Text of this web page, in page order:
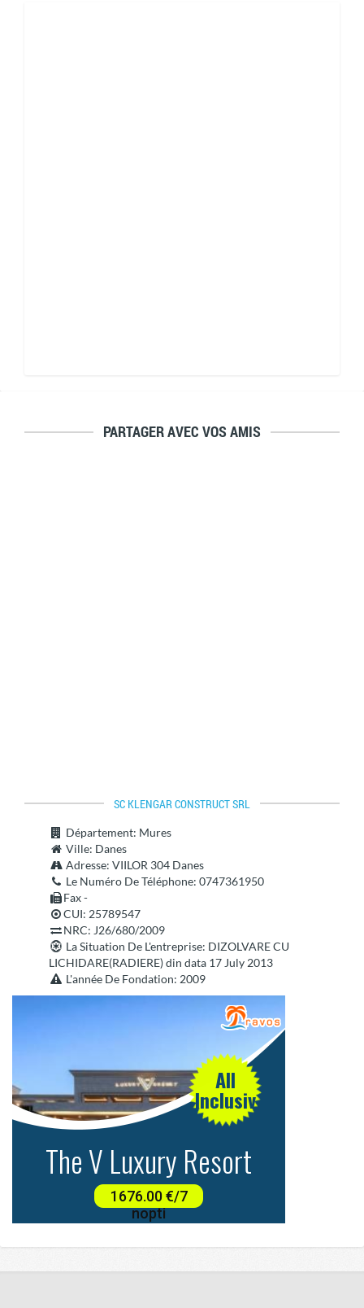
PARTAGER AVEC VOS AMIS
SC KLENGAR CONSTRUCT SRL
Département: Mures
Ville: Danes
Adresse: VIILOR 304 Danes
Le Numéro De Téléphone: 0747361950
Fax -
CUI: 25789547
NRC: J26/680/2009
La Situation De L'entreprise: DIZOLVARE CU
LICHIDARE(RADIERE) din data 17 July 2013
L'année De Fondation: 2009